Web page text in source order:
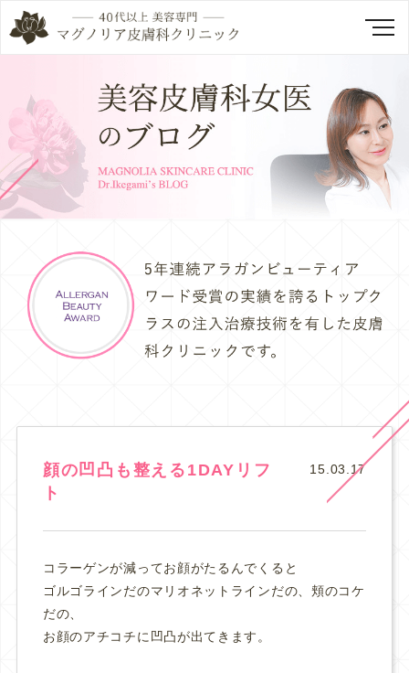
顔の凹凸も整える1DAYリフ
ト
15.03.17
コラーゲンが減ってお顔がたるんでくると
ゴルゴラインだのマリオネットラインだの、頬のコケ
だの、
お顔のアチコチに凹凸が出てきます。